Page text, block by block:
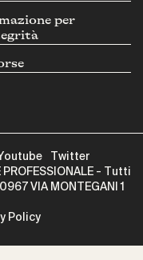
per
Twitter
- Tutti
VIA MONTEGANI 1
Policy